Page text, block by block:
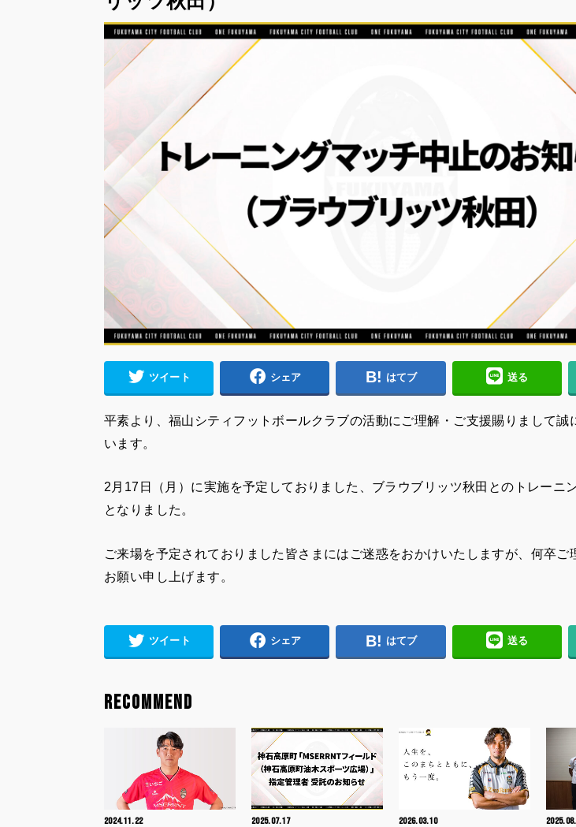
ツイート シェア はてブ 送る
平素より、福山シティフットボールクラブの活動にご理解・ご支援賜りまして誠
います。
2月17日（月）に実施を予定しておりました、 ブラウブリッツ秋田とのトレーニ
となりました。
ご来場を予定されておりました皆さまには ご迷惑をおかけいたしますが、何卒ご
お願い申し上げます。
ツイート シェア はてブ 送る
RECOMMEND
2024.11.22 2025.07.17 2026.03.10